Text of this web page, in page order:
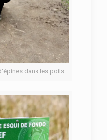
dans les poils